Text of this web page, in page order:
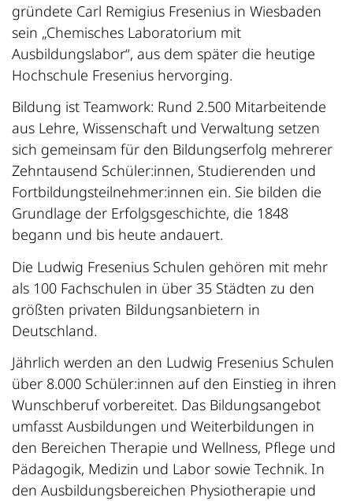
gründete Carl Remigius Fresenius in Wiesbaden
sein „Chemisches Laboratorium mit
Ausbildungslabor“, aus dem später die heutige
Hochschule Fresenius hervorging.
Bildung ist Teamwork: Rund 2.500 Mitarbeitende
aus Lehre, Wissenschaft und Verwaltung setzen
sich gemeinsam für den Bildungserfolg mehrerer
Zehntausend Schüler:innen, Studierenden und
Fortbildungsteilnehmer:innen ein. Sie bilden die
Grundlage der Erfolgsgeschichte, die 1848
begann und bis heute andauert.
Die Ludwig Fresenius Schulen gehören mit mehr
als 100 Fachschulen in über 35 Städten zu den
größten privaten Bildungsanbietern in
Deutschland.
Jährlich werden an den Ludwig Fresenius Schulen
über 8.000 Schüler:innen auf den Einstieg in ihren
Wunschberuf vorbereitet. Das Bildungsangebot
umfasst Ausbildungen und Weiterbildungen in
den Bereichen Therapie und Wellness, Pflege und
Pädagogik, Medizin und Labor sowie Technik. In
den Ausbildungsbereichen Physiotherapie und